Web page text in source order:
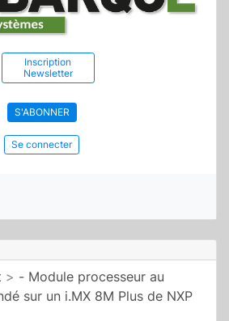
Inscription
Newsletter
S'ABONNER
Se connecter
> - Module processeur au
sur un i.MX 8M Plus de NXP